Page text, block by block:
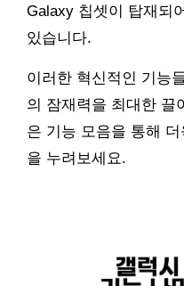
Galaxy 칩셋이 탑재되
있습니다.
이러한 혁신적인 기능
의 잠재력을 최대한 끌
은 기능 모음을 통해
을 누려보세요.